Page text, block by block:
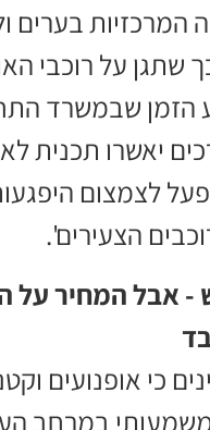
המרכזיות בערים
על רוכבי
הזמן שבמשרד
יאשרו תכנית
לצמצום
הצעירים'.
- אבל המחיר על
כי אופנועים
במרחב